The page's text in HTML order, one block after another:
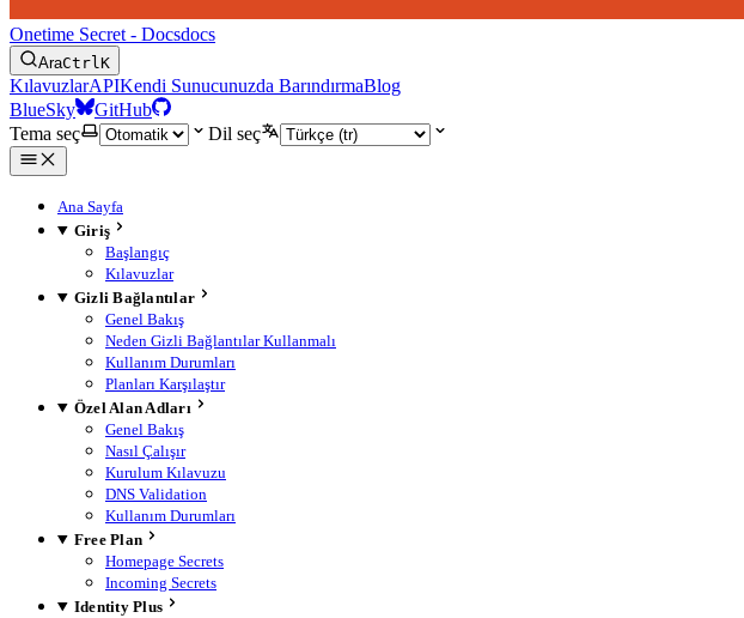
Onetime Secret - Docsdocs
AraCtrlK
KılavuzlarAPIKendi Sunucunuzda BarındırmaBlog
BlueSky
GitHub
Tema seç
Dil seç
Ana Sayfa
Giriş
Başlangıç
Kılavuzlar
Gizli Bağlantılar
Genel Bakış
Neden Gizli Bağlantılar Kullanmalı
Kullanım Durumları
Planları Karşılaştır
Özel Alan Adları
Genel Bakış
Nasıl Çalışır
Kurulum Kılavuzu
DNS Validation
Kullanım Durumları
Free Plan
Homepage Secrets
Incoming Secrets
Identity Plus